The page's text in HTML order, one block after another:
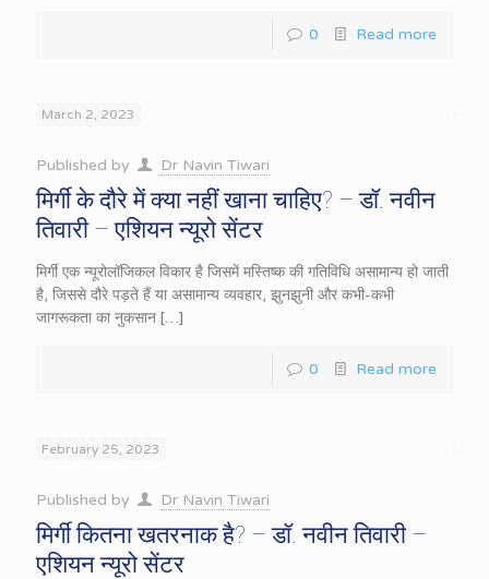
0 Read more
March 2, 2023
Published by Dr Navin Tiwari
मिर्गी के दौरे में क्या नहीं खाना चाहिए? – डॉ. नवीन
तिवारी – एशियन न्यूरो सेंटर
मिर्गी एक न्यूरोलॉजिकल विकार है जिसमें मस्तिष्क की गतिविधि असामान्य हो जाती
है, जिससे दौरे पड़ते हैं या असामान्य व्यवहार, झुनझुनी और कभी-कभी
जागरूकता का नुकसान […]
0 Read more
February 25, 2023
Published by Dr Navin Tiwari
मिर्गी कितना खतरनाक है? – डॉ. नवीन तिवारी –
एशियन न्यूरो सेंटर